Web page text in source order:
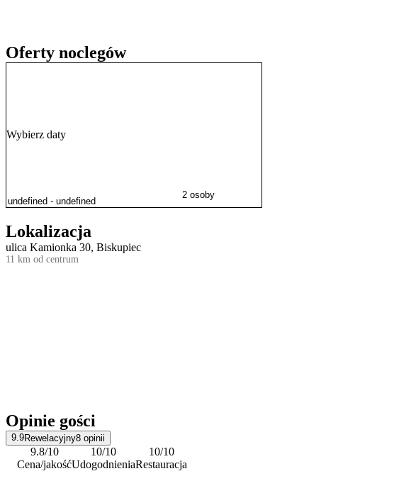
Lokalizacja
ulica Kamionka 30, Biskupiec
11 km od centrum
Opinie gości
9.9Rewelacyjny8 opinii
9.8/10
Cena/jakość
10/10
Udogodnienia
10/10
Restauracja
Oferty noclegów
Wybierz daty
2 osoby